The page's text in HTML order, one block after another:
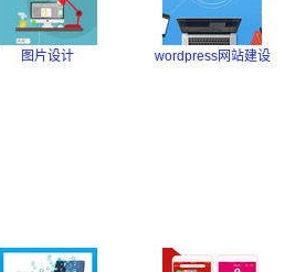
图片设计 wordpress网站建设